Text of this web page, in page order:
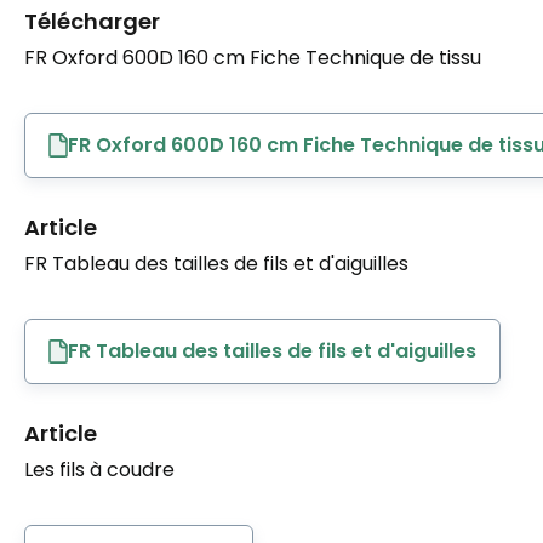
Télécharger
FR Oxford 600D 160 cm Fiche Technique de tissu
FR Oxford 600D 160 cm Fiche Technique de
Article
FR Tableau des tailles de fils et d'aiguilles
FR Tableau des tailles de fils et d'aiguilles
Article
Les fils à coudre